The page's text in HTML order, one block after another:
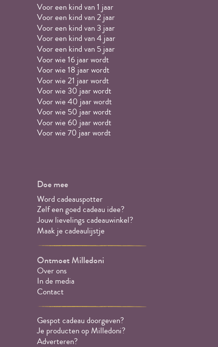
Voor een kind van 1 jaar
Voor een kind van 2 jaar
Voor een kind van 3 jaar
Voor een kind van 4 jaar
Voor een kind van 5 jaar
Voor wie 16 jaar wordt
Voor wie 18 jaar wordt
Voor wie 21 jaar wordt
Voor wie 30 jaar wordt
Voor wie 40 jaar wordt
Voor wie 50 jaar wordt
Voor wie 60 jaar wordt
Voor wie 70 jaar wordt
Doe mee
Word cadeauspotter
Zelf een goed cadeau idee?
Jouw lievelings cadeauwinkel?
Maak je cadeaulijstje
Ontmoet Milledoni
Over ons
In de media
Contact
Gespot cadeau doorgeven?
Je producten op Milledoni?
Adverteren?